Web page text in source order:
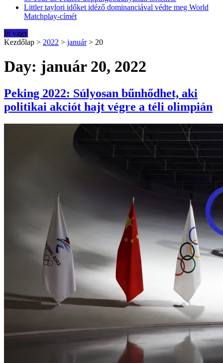
Littler taylori időket idéző dominanciával védte meg World
Matchplay-címét
Itt vagy
Kezdőlap > 2022 > január > 20
Day: január 20, 2022
Peking 2022: Súlyosan bűnhődhet, aki
politikai akciót hajt végre a téli olimpián